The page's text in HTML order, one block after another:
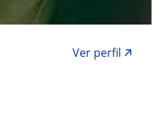
Ver perfil